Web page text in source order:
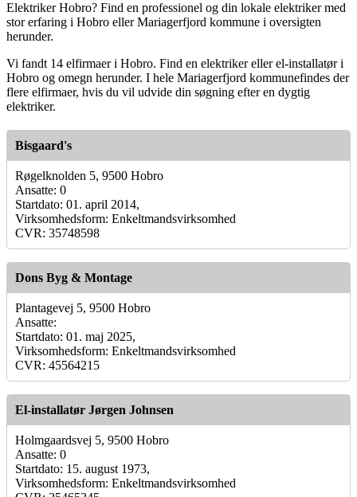
Elektriker Hobro? Find en professionel og din lokale elektriker med
stor erfaring i Hobro eller Mariagerfjord kommune i oversigten
herunder.
Vi fandt 14 elfirmaer i Hobro. Find en elektriker eller el-installatør i
Hobro og omegn herunder. I hele Mariagerfjord kommunefindes der
flere elfirmaer, hvis du vil udvide din søgning efter en dygtig
elektriker.
Bisgaard's
Røgelknolden 5, 9500 Hobro
Ansatte: 0
Startdato: 01. april 2014,
Virksomhedsform: Enkeltmandsvirksomhed
CVR: 35748598
Dons Byg & Montage
Plantagevej 5, 9500 Hobro
Ansatte:
Startdato: 01. maj 2025,
Virksomhedsform: Enkeltmandsvirksomhed
CVR: 45564215
El-installatør Jørgen Johnsen
Holmgaardsvej 5, 9500 Hobro
Ansatte: 0
Startdato: 15. august 1973,
Virksomhedsform: Enkeltmandsvirksomhed